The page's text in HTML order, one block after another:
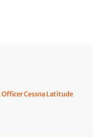
Cessna Latitude